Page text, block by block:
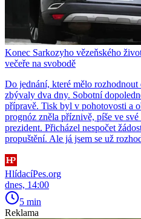
Konec Sarkozyho vězeňského
večeře na svobodě
Do jednání, které mělo rozhodnout
zbývaly dva dny. Sobotní
přípravě. Tisk byl v pohotovosti a
prognóz zněla příznivě, píše ve
prezident. Přicházel nespočet
propuštění. Ale já jsem se už
HlídacíPes.org
dnes, 14:00
5 min
Reklama